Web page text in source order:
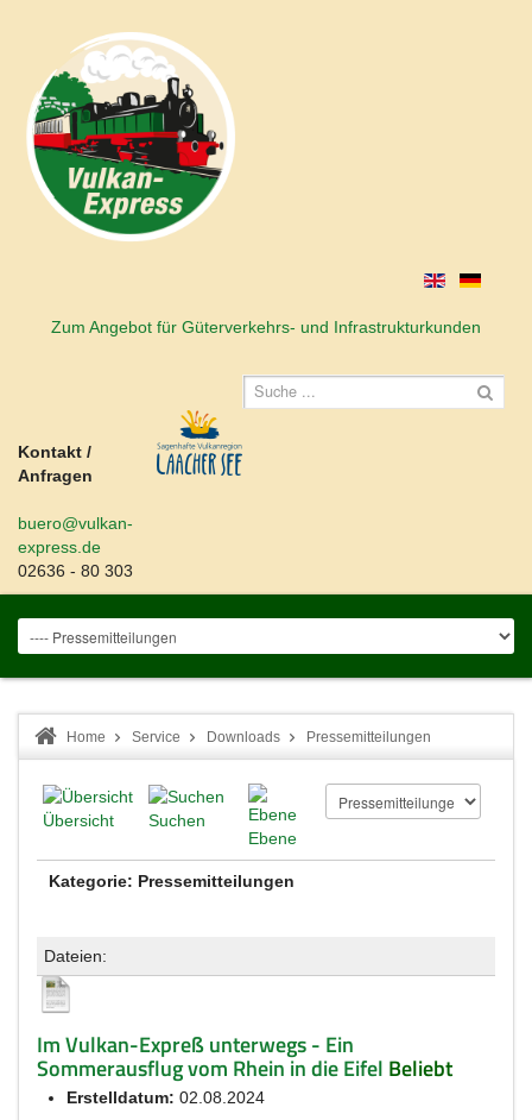
Zum Angebot für Güterverkehrs- und Infrastrukturkunden
Kontakt /
Anfragen
buero@vulkan-
express.de
02636 - 80 303
Home Service Downloads Pressemitteilungen
Übersicht
Suchen
Ebene
Kategorie: Pressemitteilungen
Dateien:
Im Vulkan-Expreß unterwegs - Ein
Sommerausflug vom Rhein in die Eifel Beliebt
Erstelldatum: 02.08.2024